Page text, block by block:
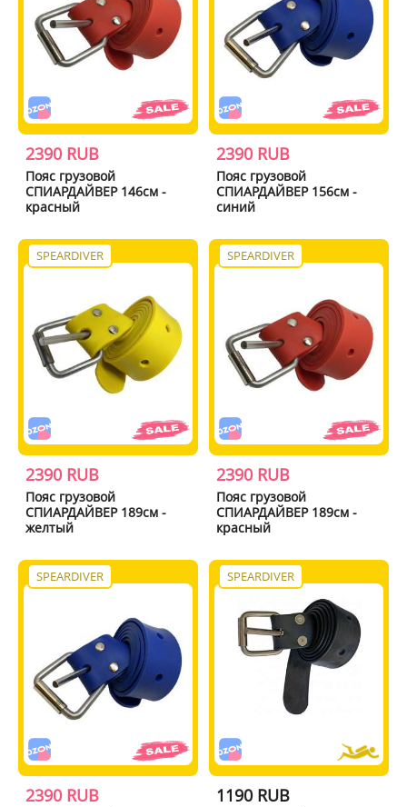
2390 RUB
Пояс грузовой
СПИАРДАЙВЕР 146см -
красный
2390 RUB
Пояс грузовой
СПИАРДАЙВЕР 156см -
синий
SPEARDIVER
2390 RUB
Пояс грузовой
СПИАРДАЙВЕР 189см -
желтый
SPEARDIVER
2390 RUB
Пояс грузовой
СПИАРДАЙВЕР 189см -
красный
SPEARDIVER
2390 RUB
SPEARDIVER
1190 RUB